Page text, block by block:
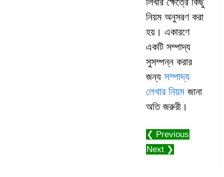
নিয়ম অনুসরণ করা
হয়। একারণে
একটি সম্পাদ্য
সুসম্পন্ন করার
জন্য সম্পাদ্য
লেখার নিয়ম জানা
অতি জরুরী।
❮ Previous
Next ❯